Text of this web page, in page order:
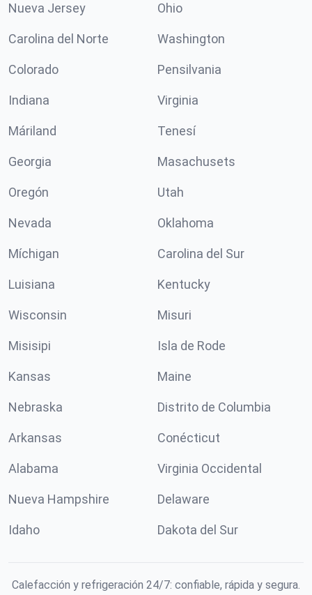
Nueva Jersey Ohio
Carolina del Norte Washington
Colorado Pensilvania
Indiana Virginia
Máriland Tenesí
Georgia Masachusets
Oregón Utah
Nevada Oklahoma
Míchigan Carolina del Sur
Luisiana Kentucky
Wisconsin Misuri
Misisipi Isla de Rode
Kansas Maine
Nebraska Distrito de Columbia
Arkansas Conécticut
Alabama Virginia Occidental
Nueva Hampshire Delaware
Idaho Dakota del Sur
Calefacción y refrigeración 24/7: confiable, rápida y segura.